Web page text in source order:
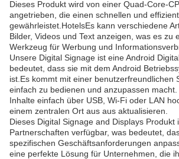
Dieses Produkt wird von einer Quad-Core-
angetrieben, die einen schnellen und
gewährleistet.HotelsEs kann verschiedene
Bilder, Videos und Text anzeigen, was es zu
Werkzeug für Werbung und
Unsere Digital Signage ist eine Android
bedeutet, dass sie mit dem Android
ist.Es kommt mit einer benutzerfreundlichen
einfach zu bedienen und anzupassen
Inhalte einfach über USB, Wi-Fi oder LAN
einem zentralen Ort aus aus aktualisieren.
Dieses Digital Signage and Displays Produkt
Partnerschaften verfügbar, was bedeutet,
spezifischen Geschäftsanforderungen
eine perfekte Lösung für Unternehmen, die